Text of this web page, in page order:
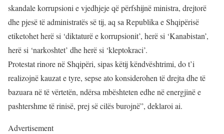
skandale korrupsioni e vjedhjeje që përfshijnë ministra, drejtorë
dhe pjesë të administratës së tij, aq sa Republika e Shqipërisë
etiketohet herë si ‘diktaturë e korrupsionit’, herë si ‘Kanabistan’,
herë si ‘narkoshtet’ dhe herë si ‘kleptokraci’.
Protestat rinore në Shqipëri, sipas këtij këndvështrimi, do t’i
realizojnë kauzat e tyre, sepse ato konsiderohen të drejta dhe të
bazuara në të vërtetën, ndërsa mbështeten edhe në energjinë e
pashtershme të rinisë, prej së cilës burojnë”, deklaroi ai.
Advertisement